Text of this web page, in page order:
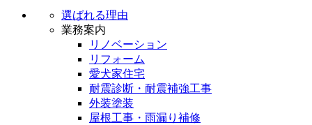
選ばれる理由
業務案内
リノベーション
リフォーム
愛犬家住宅
耐震診断・耐震補強工事
外装塗装
屋根工事・雨漏り補修